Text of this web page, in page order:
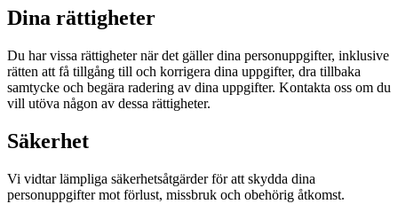
Dina rättigheter
Du har vissa rättigheter när det gäller dina personuppgifter, inklusive
rätten att få tillgång till och korrigera dina uppgifter, dra tillbaka
samtycke och begära radering av dina uppgifter. Kontakta oss om du
vill utöva någon av dessa rättigheter.
Säkerhet
Vi vidtar lämpliga säkerhetsåtgärder för att skydda dina
personuppgifter mot förlust, missbruk och obehörig åtkomst.